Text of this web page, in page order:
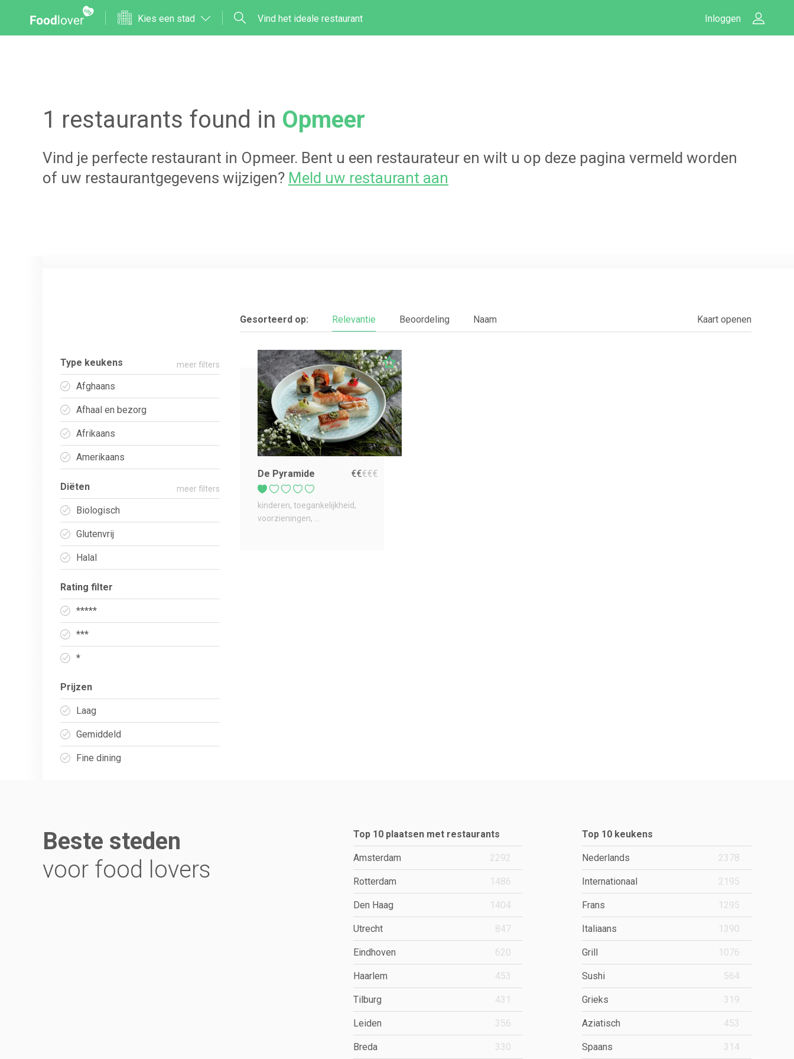
Inloggen
Kies een stad Vind het ideale restaurant
1 restaurants found in Opmeer
Vind je perfecte restaurant in Opmeer. Bent u een restaurateur en wilt u op deze pagina vermeld worden
of uw restaurantgegevens wijzigen? Meld uw restaurant aan
Type keukens meer filters
Afghaans
Afhaal en bezorg
Afrikaans
Amerikaans
Diëten meer filters
Biologisch
Glutenvrij
Halal
Rating filter
*****
***
*
Prijzen
Laag
Gemiddeld
Fine dining
Gesorteerd op: Relevantie Beoordeling Naam Kaart openen
De Pyramide €€€€€
kinderen toegankelijkheid
voorzieningen
Beste steden
voor food lovers
Top 10 plaatsen met restaurants
Amsterdam 2292
Rotterdam 1486
Den Haag 1404
Utrecht 847
Eindhoven 620
Haarlem 453
Tilburg 431
Leiden 356
Breda 330
Top 10 keukens
Nederlands 2378
Internationaal 2195
Frans 1295
Italiaans 1390
Grill 1076
Sushi 564
Grieks 319
Aziatisch 453
Spaans 314